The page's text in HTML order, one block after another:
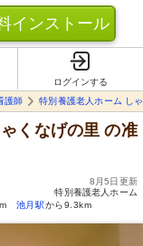
インストール
ログインする
護師 特別養護老人ホーム し
くなげの里 の准
8月5日更新
特別養護老人ホーム
池月駅から9.3km